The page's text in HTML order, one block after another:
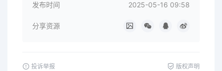
发布时间 2025-05-16 09:58
分享资源
投诉举报 版权声明